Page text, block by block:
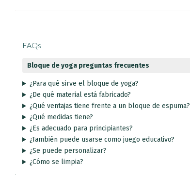
FAQs
Bloque de yoga preguntas frecuentes
¿Para qué sirve el bloque de yoga?
¿De qué material está fabricado?
¿Qué ventajas tiene frente a un bloque de espuma?
¿Qué medidas tiene?
¿Es adecuado para principiantes?
¿También puede usarse como juego educativo?
¿Se puede personalizar?
¿Cómo se limpia?